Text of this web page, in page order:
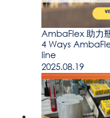
AmbaFlex 助力
4 Ways
line
2025.08.19